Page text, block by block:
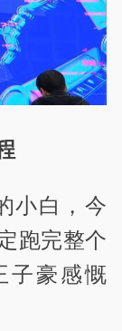
小白，今
跑完整个
子豪感慨